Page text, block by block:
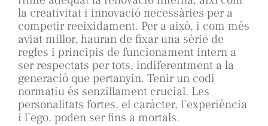
la creativitat i innovació necessàries per a
competir reeixidament. Per a això, i com més
aviat millor, hauran de fixar una sèrie de
regles i principis de funcionament intern a
ser respectats per tots, indiferentment a la
generació que pertanyin. Tenir un codi
normatiu és senzillament crucial. Les
personalitats fortes, el caràcter, l’experiència
i l’ego, poden ser fins a mortals.